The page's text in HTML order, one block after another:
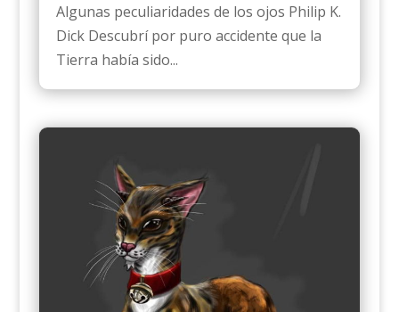
Algunas peculiaridades de los ojos Philip K.
Dick Descubrí por puro accidente que la
Tierra había sido...